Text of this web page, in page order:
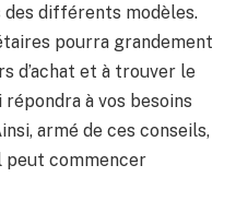
différents modèles.
pourra grandement
d’achat et à trouver le
répondra à vos besoins
armé de ces conseils,
peut commencer